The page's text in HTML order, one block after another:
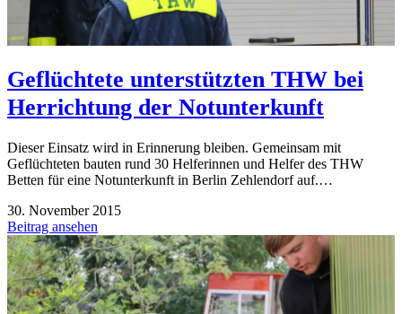
Geflüchtete unterstützten THW bei
Herrichtung der Notunterkunft
Dieser Einsatz wird in Erinnerung bleiben. Gemeinsam mit
Geflüchteten bauten rund 30 Helferinnen und Helfer des THW
Betten für eine Notunterkunft in Berlin Zehlendorf auf.…
30. November 2015
Beitrag ansehen